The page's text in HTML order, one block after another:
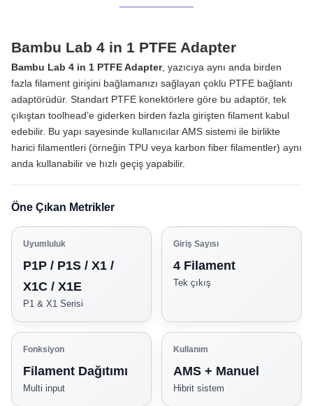
Bambu Lab 4 in 1 PTFE Adapter
Bambu Lab 4 in 1 PTFE Adapter, yazıcıya aynı anda birden
fazla filament girişini bağlamanızı sağlayan çoklu PTFE bağlantı
adaptörüdür. Standart PTFE konektörlere göre bu adaptör, tek
çıkıştan toolhead’e giderken birden fazla girişten filament kabul
edebilir. Bu yapı sayesinde kullanıcılar AMS sistemi ile birlikte
harici filamentleri (örneğin TPU veya karbon fiber filamentler) aynı
anda kullanabilir ve hızlı geçiş yapabilir.
Öne Çıkan Metrikler
Uyumluluk
P1P / P1S / X1 /
X1C / X1E
P1 & X1 Serisi
Giriş Sayısı
4 Filament
Tek çıkış
Fonksiyon
Filament Dağıtımı
Multi input
Kullanım
AMS + Manuel
Hibrit sistem